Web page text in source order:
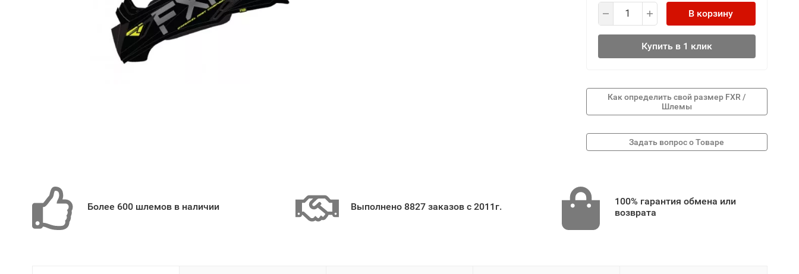
В корзину
Купить в 1 клик
Как определить свой размер FXR /
Шлемы
Более 600 шлемов в наличии Выполнено 8827 заказов с 2011г.
100% гарантия обмена или
возврата